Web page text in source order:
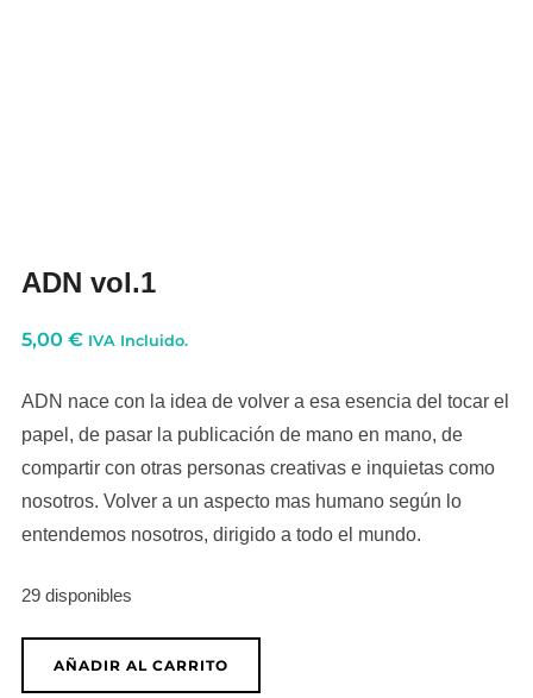
ADN vol.1
5,00 € IVA Incluido.
ADN nace con la idea de volver a esa esencia del tocar el
papel, de pasar la publicación de mano en mano, de
compartir con otras personas creativas e inquietas como
nosotros. Volver a un aspecto mas humano según lo
entendemos nosotros, dirigido a todo el mundo.
29 disponibles
vol.1
AÑADIR AL CARRITO